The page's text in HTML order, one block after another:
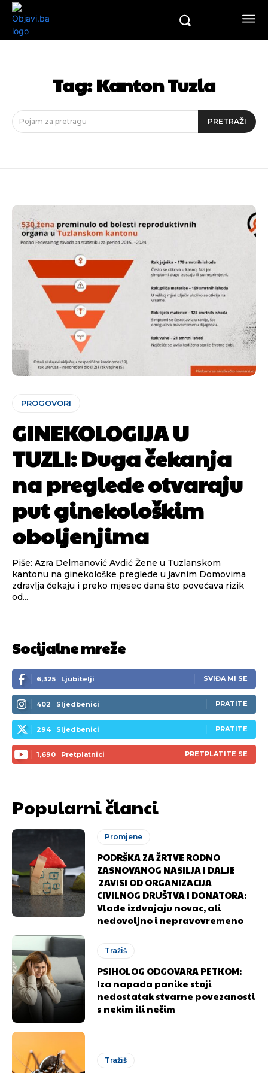
Pusti priču da živi!
Ovim putem želimo da vam se zahvalimo što ste
Pusti priču da živi!
Ovim putem želimo da vam se zahvalimo što ste
Tag:Kanton Tuzla
Pojam za pretragu PRETRAŽI
PROGOVORI
GINEKOLOGIJA U
TUZLI: Duga čekanja
na preglede otvaraju
put ginekološkim
oboljenjima
Piše: Azra Delmanović Avdić Žene u Tuzlanskom
kantonu na ginekološke preglede u javnim Domovima
zdravlja čekaju i preko mjesec dana što povećava rizik
od...
Socijalne mreže
6,325 Ljubitelji SVIĐA MI SE
402 Sljedbenici PRATITE
294 Sljedbenici PRATITE
1,690 Pretplatnici PRETPLATITE SE
Popularni članci
Promjene
PODRŠKA ZA ŽRTVE RODNO
ZASNOVANOG NASILJA I DALJE
ZAVISI OD ORGANIZACIJA
CIVILNOG DRUŠTVA I DONATORA:
Vlade izdvajaju novac, ali
nedovoljno i nepravovremeno
Tražiš
PSIHOLOG ODGOVARA PETKOM:
Iza napada panike stoji
nedostatak stvarne povezanosti
s nekim ili nečim
Tražiš